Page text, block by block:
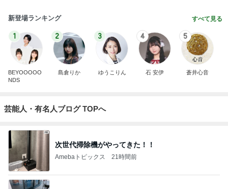
新登場ランキング すべて見る
1
BEYOOOOO
NDS
2
島倉りか
3
ゆうこりん
4
石 安伊
5
蒼井心音
芸能人・有名人ブログ TOPへ
次世代掃除機がやってきた！！
Amebaトピックス 21時間前